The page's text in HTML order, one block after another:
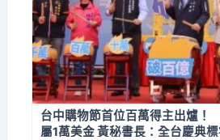
台中購物節首位百萬得主出爐
屬1萬美金 黃秘書長：全台慶典